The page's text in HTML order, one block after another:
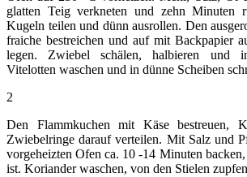
glatten Teig verkneten und zehn Minuten
Kugeln teilen und dünn ausrollen. Den
fraiche bestreichen und auf mit Backpapier
legen. Zwiebel schälen, halbieren und
Vitelotten waschen und in dünne Scheiben
2
Den Flammkuchen mit Käse bestreuen,
Zwiebelringe darauf verteilen. Mit Salz und
vorgeheizten Ofen ca. 10 -14 Minuten
ist. Koriander waschen, von den Stielen